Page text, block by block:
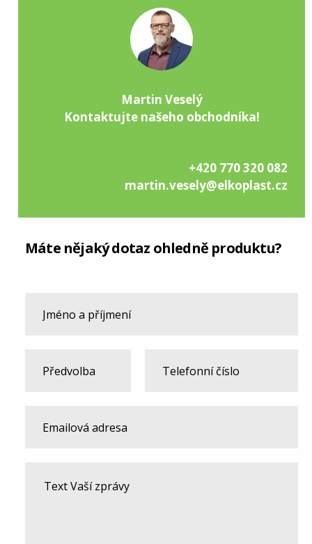
Martin Veselý
Kontaktujte našeho obchodníka!
+420 770 320 082
martin.vesely@elkoplast.cz
Máte nějaký dotaz ohledně produktu?